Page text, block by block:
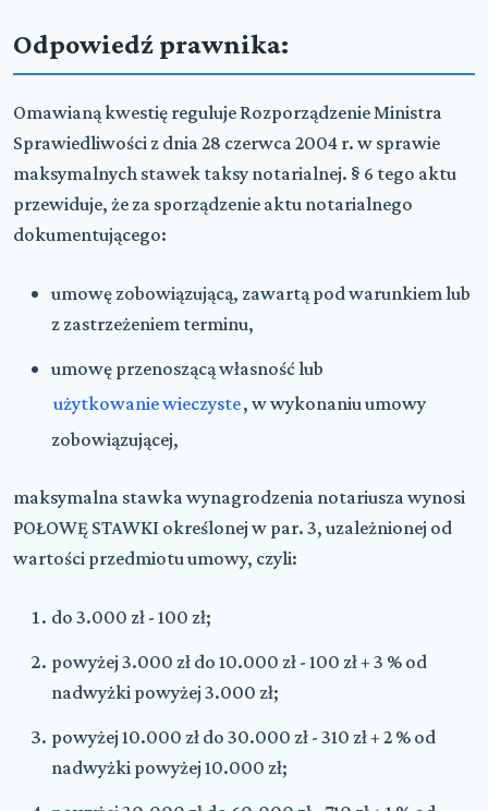
Odpowiedź prawnika:
Omawianą kwestię reguluje Rozporządzenie Ministra
Sprawiedliwości z dnia 28 czerwca 2004 r. w sprawie
maksymalnych stawek taksy notarialnej. § 6 tego aktu
przewiduje, że za sporządzenie aktu notarialnego
dokumentującego:
umowę zobowiązującą, zawartą pod warunkiem lub
z zastrzeżeniem terminu,
umowę przenoszącą własność lub
użytkowanie wieczyste, w wykonaniu umowy
zobowiązującej,
maksymalna stawka wynagrodzenia notariusza wynosi
POŁOWĘ STAWKI określonej w par. 3, uzależnionej od
wartości przedmiotu umowy, czyli:
do 3.000 zł - 100 zł;
powyżej 3.000 zł do 10.000 zł - 100 zł + 3 % od
nadwyżki powyżej 3.000 zł;
powyżej 10.000 zł do 30.000 zł - 310 zł + 2 % od
nadwyżki powyżej 10.000 zł;